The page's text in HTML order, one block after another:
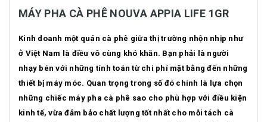
MÁY PHA CÀ PHÊ NOUVA APPIA LIFE 1GR
Kinh doanh một quán cà phê giữa thị trường nhộn nhịp như
ở Việt Nam là điều vô cùng khó khăn. Bạn phải là người
nhạy bén với những tính toán từ chi phí mặt bằng đến những
thiết bị máy móc. Quan trọng trong số đó chính là lựa chọn
những chiếc máy pha cà phê sao cho phù hợp với điều kiện
kinh tế, vừa đảm bảo chất lượng tốt nhất cho mỗi tách cà